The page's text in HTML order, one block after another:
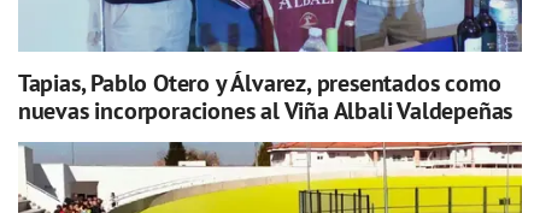
Tapias, Pablo Otero y Álvarez, presentados como
nuevas incorporaciones al Viña Albali Valdepeñas